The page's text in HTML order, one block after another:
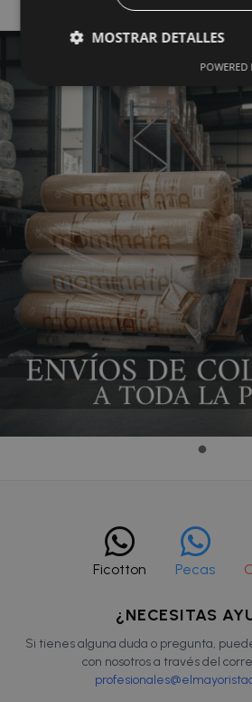
Ficotton Pecas
¿NECESITAS
Si tienes alguna duda o pregunta,
con nosotros a través del
MOSTRAR DETALLES
POWERED